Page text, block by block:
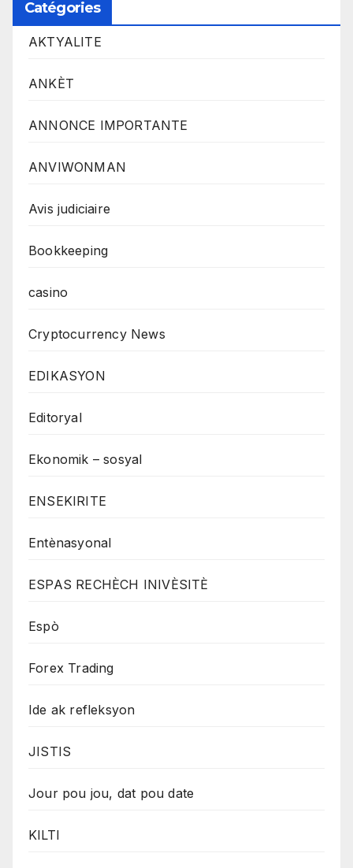
Catégories
AKTYALITE
ANKÈT
ANNONCE IMPORTANTE
ANVIWONMAN
Avis judiciaire
Bookkeeping
casino
Cryptocurrency News
EDIKASYON
Editoryal
Ekonomik – sosyal
ENSEKIRITE
Entènasyonal
ESPAS RECHÈCH INIVÈSITÈ
Espò
Forex Trading
Ide ak refleksyon
JISTIS
Jour pou jou, dat pou date
KILTI